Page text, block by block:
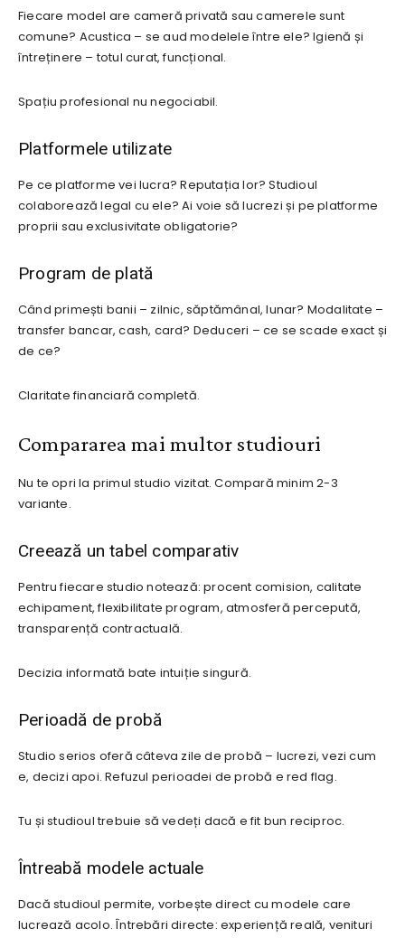
Fiecare model are cameră privată sau camerele sunt
comune? Acustica – se aud modelele între ele? Igienă și
întreținere – totul curat, funcțional.
Spațiu profesional nu negociabil.
Platformele utilizate
Pe ce platforme vei lucra? Reputația lor? Studioul
colaborează legal cu ele? Ai voie să lucrezi și pe platforme
proprii sau exclusivitate obligatorie?
Program de plată
Când primești banii – zilnic, săptămânal, lunar? Modalitate –
transfer bancar, cash, card? Deduceri – ce se scade exact și
de ce?
Claritate financiară completă.
Compararea mai multor studiouri
Nu te opri la primul studio vizitat. Compară minim 2-3
variante.
Creează un tabel comparativ
Pentru fiecare studio notează: procent comision, calitate
echipament, flexibilitate program, atmosferă percepută,
transparență contractuală.
Decizia informată bate intuiție singură.
Perioadă de probă
Studio serios oferă câteva zile de probă – lucrezi, vezi cum
e, decizi apoi. Refuzul perioadei de probă e red flag.
Tu și studioul trebuie să vedeți dacă e fit bun reciproc.
Întreabă modele actuale
Dacă studioul permite, vorbește direct cu modele care
lucrează acolo. Întrebări directe: experiență reală, venituri